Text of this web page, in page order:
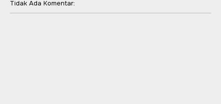
Tidak Ada Komentar: